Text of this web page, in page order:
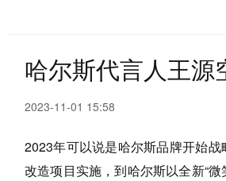
哈尔斯代言人王源
2023-11-01 15:58
2023年可以说是哈尔斯品牌开始
改造项目实施，到哈尔斯以全新“